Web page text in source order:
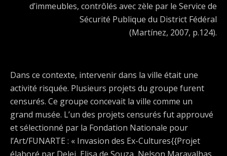
d’immeubles, contrôlés avec zèle par le Service de
Sécurité Publique du District Fédéral
(Martínez, 2007, p.124).
Dans ce contexte, intervenir dans la ville était une
activité risquée. Plusieurs projets du groupe furent
censurés. Ce groupe concevait la ville comme un
grand musée. L’un des projets censurés fut approuvé
et sélectionné par la Fondation Nationale pour
l’Art/FUNARTE : « Invasion des Ex-Cultures{{Projet